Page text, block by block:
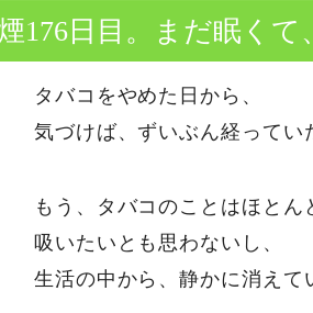
176日目。まだ眠くて
タバコをやめた日から、
気づけば、ずいぶん経ってい
もう、タバコのことはほとん
吸いたいとも思わないし、
生活の中から、静かに消えて